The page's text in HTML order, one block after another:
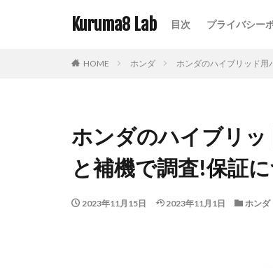
Kuruma8 Lab 目次 プライバシー
HOME ホンダ ホンダのハイブリッド用
ホンダのハイブリ
と補機で調査!保証
2023年11月15日 2023年11月1日 ホンダ